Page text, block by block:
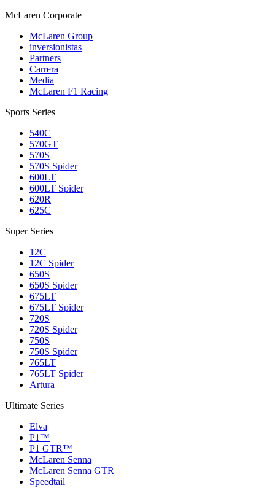
McLaren Corporate
McLaren Group
inversionistas
Partners
Carrera
Media
McLaren F1 Racing
Sports Series
540C
570GT
570S
570S Spider
600LT
600LT Spider
620R
625C
Super Series
12C
12C Spider
650S
650S Spider
675LT
675LT Spider
720S
720S Spider
750S
750S Spider
765LT
765LT Spider
Artura
Ultimate Series
Elva
P1™
P1 GTR™
McLaren Senna
McLaren Senna GTR
Speedtail